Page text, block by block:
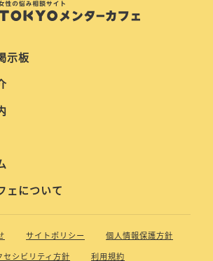
示板
ェについて
サイトポリシー
個人情報保護方針
セシビリティ方針
利用規約